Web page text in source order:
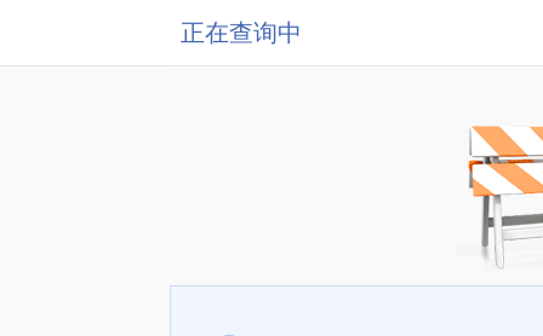
正在查询中